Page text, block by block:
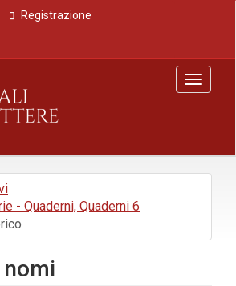
Registrazione
Toggle
- Quaderni, Quaderni 6